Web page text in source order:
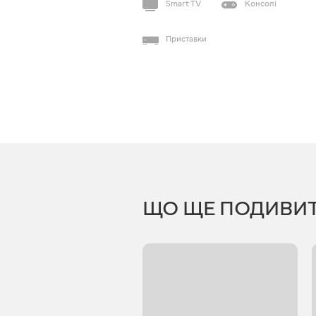
Smart TV Консолі
Приставки
ЩО ЩЕ